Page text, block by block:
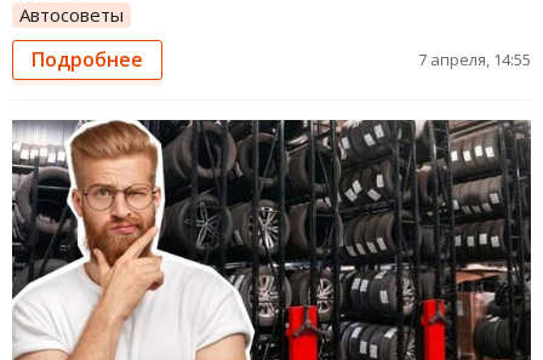
Автосоветы
Подробнее 7 апреля, 14:55